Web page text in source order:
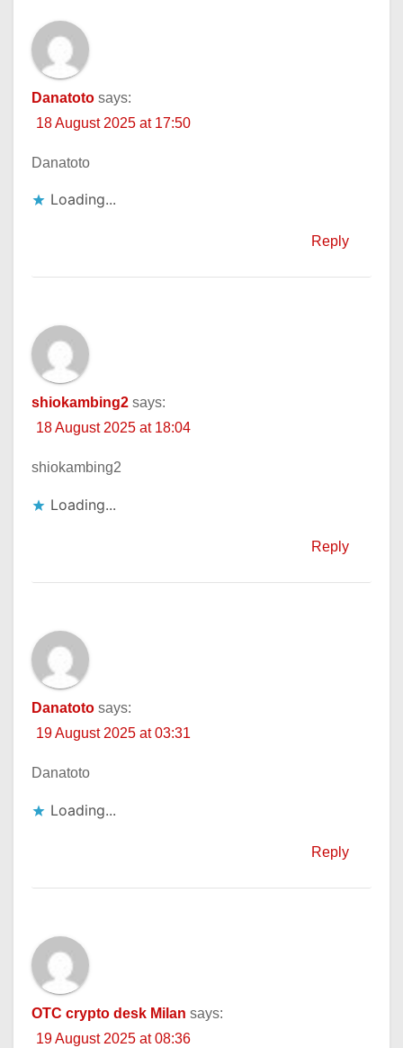
Danatoto says:
18 August 2025 at 17:50
Danatoto
Loading...
Reply
shiokambing2 says:
18 August 2025 at 18:04
shiokambing2
Loading...
Reply
Danatoto says:
19 August 2025 at 03:31
Danatoto
Loading...
Reply
OTC crypto desk Milan says:
19 August 2025 at 08:36